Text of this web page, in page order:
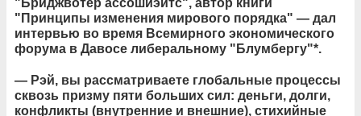
"Бриджвотер ассошиэйтс", автор книги
"Принципы изменения мирового порядка" — дал
интервью во время Всемирного экономического
форума в Давосе либеральному "Блумбергу"*.
— Рэй, вы рассматриваете глобальные процессы
сквозь призму пяти больших сил: деньги, долги,
конфликты (внутренние и внешние), стихийные